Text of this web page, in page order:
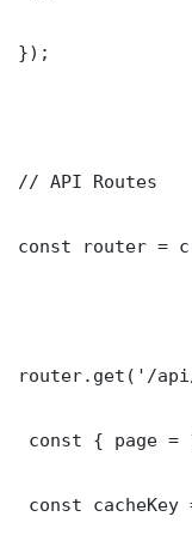
});
// API Routes
const router =
router.get('/
const { page
const